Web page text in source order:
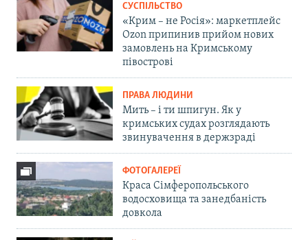
СУСПІЛЬСТВО
«Крим – не Росія»: маркетплейс
Ozon припинив прийом нових
замовлень на Кримському
півострові
ПРАВА ЛЮДИНИ
Мить – і ти шпигун. Як у
кримських судах розглядають
звинувачення в держзраді
ФОТОГАЛЕРЕЇ
Краса Сімферопольського
водосховища та занедбаність
довкола